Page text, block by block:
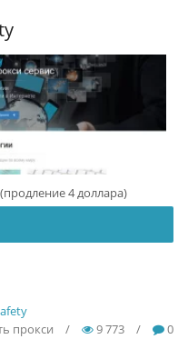
4 доллара)
прокси
/ 9 773 / 0